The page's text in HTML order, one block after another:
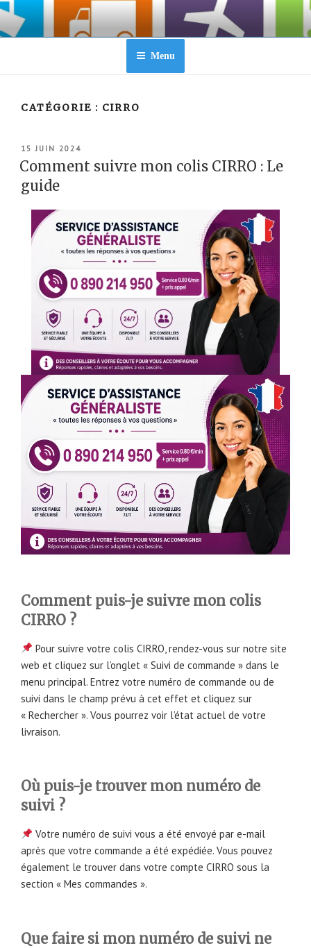
Aller
contenu
Menu
CATÉGORIE : CIRRO
PUBLIÉ
LE
15 JUIN 2024
Comment suivre mon colis CIRRO : Le
guide
Comment puis-je suivre mon colis
CIRRO ?
Pour suivre votre colis CIRRO, rendez-vous sur notre site
web et cliquez sur l’onglet « Suivi de commande » dans le
menu principal. Entrez votre numéro de commande ou de
suivi dans le champ prévu à cet effet et cliquez sur
« Rechercher ». Vous pourrez voir l’état actuel de votre
livraison.
Où puis-je trouver mon numéro de
suivi ?
Votre numéro de suivi vous a été envoyé par e-mail
après que votre commande a été expédiée. Vous pouvez
également le trouver dans votre compte CIRRO sous la
section « Mes commandes ».
Que faire si mon numéro de suivi ne